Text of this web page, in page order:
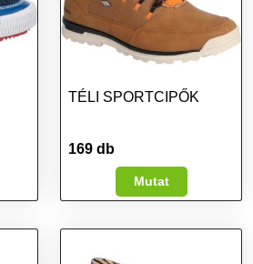
TÉLI SPORTCIPŐK
169 db
Mutat